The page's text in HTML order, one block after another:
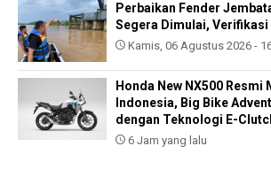
Perbaikan Fender
Segera Dimulai, Verifikasi
Kamis, 06 Agustus 2026 -
Honda New NX500 Resmi
Indonesia, Big Bike
dengan Teknologi E-
6 Jam yang lalu